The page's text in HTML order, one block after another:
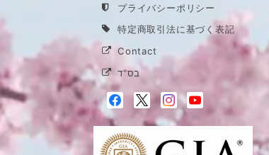
プライバシーポリシー
特定商取引法に基づく表記
Contact
בס"ד